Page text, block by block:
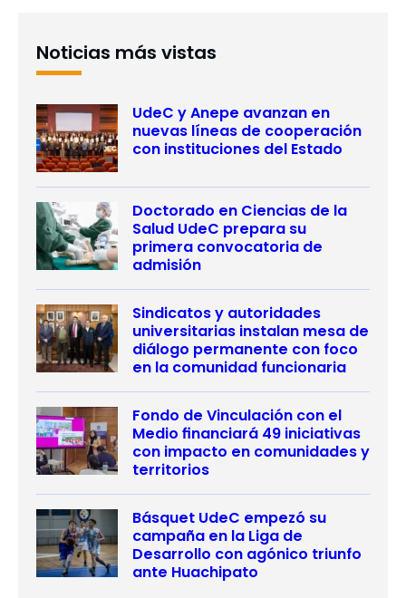
Noticias más vistas
UdeC y Anepe avanzan en
nuevas líneas de cooperación
con instituciones del Estado
Doctorado en Ciencias de la
Salud UdeC prepara su
primera convocatoria de
admisión
Sindicatos y autoridades
universitarias instalan mesa de
diálogo permanente con foco
en la comunidad funcionaria
Fondo de Vinculación con el
Medio financiará 49 iniciativas
con impacto en comunidades y
territorios
Básquet UdeC empezó su
campaña en la Liga de
Desarrollo con agónico triunfo
ante Huachipato